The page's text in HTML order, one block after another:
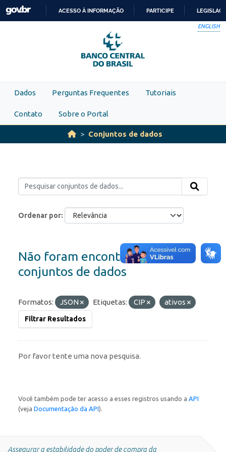
Skip to main content
PARA
O
CONTEÚDO
ACESSO À INFORMAÇÃO PARTICIPE
ENGLISH
Dados Perguntas Frequentes Tutoriais
Contato Sobre o Portal
Conjuntos de dados
Ordenar por
Não foram encontrados
conjuntos de dados
Formatos: JSON Etiquetas: CIP ativos
Filtrar Resultados
Por favor tente uma nova pesquisa.
Você também pode ter acesso a esses registros usando a API
(veja Documentação da API).
Assegurar a estabilidade do poder de compra da